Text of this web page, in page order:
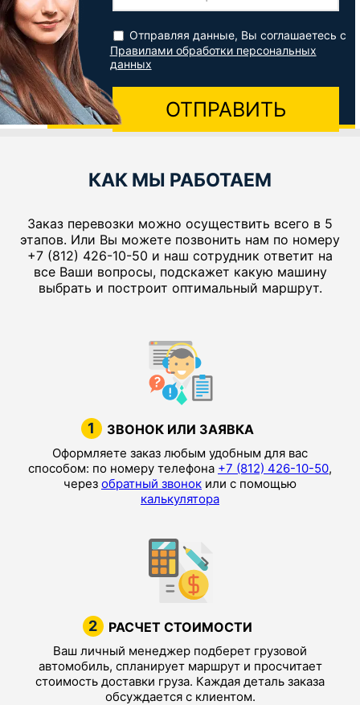
Отправляя данные, Вы соглашаетесь с
Правилами обработки персональных
данных
ОТПРАВИТЬ
КАК МЫ РАБОТАЕМ
Заказ перевозки можно осуществить всего в 5
этапов. Или Вы можете позвонить нам по номеру
+7 (812) 426-10-50 и наш сотрудник ответит на
все Ваши вопросы, подскажет какую машину
выбрать и построит оптимальный маршрут.
1 ЗВОНОК ИЛИ ЗАЯВКА
Оформляете заказ любым удобным для вас
способом: по номеру телефона +7 (812) 426-10-50,
через обратный звонок или с помощью
калькулятора
2 РАСЧЕТ СТОИМОСТИ
Ваш личный менеджер подберет грузовой
автомобиль, спланирует маршрут и просчитает
стоимость доставки груза. Каждая деталь заказа
обсуждается с клиентом.